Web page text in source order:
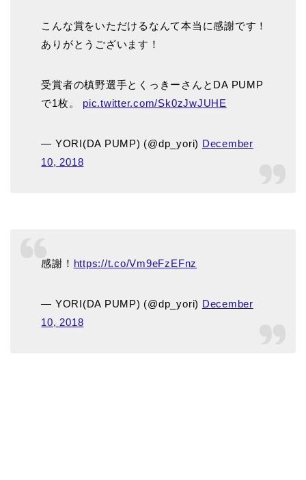
こんな賞をいただけるなんて本当に感謝です！
ありがとうございます！
受賞者の槙野選手とくっきーさんとDA PUMP
で1枚。 pic.twitter.com/Sk0zJwJUHE
— YORI(DA PUMP) (@dp_yori) December
10, 2018
感謝！ https://t.co/Vm9eFzEFnz
— YORI(DA PUMP) (@dp_yori) December
10, 2018